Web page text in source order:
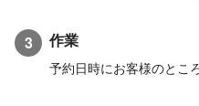
3 作業
予約日時にお客様のとこ